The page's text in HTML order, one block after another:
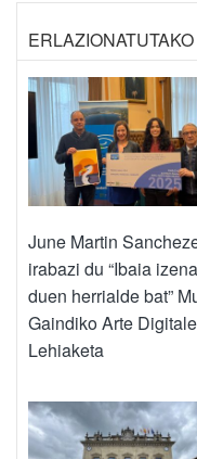
June Martin
irabazi du “Ibaia izena
duen herrialde bat”
Gaindiko Arte
Lehiaketa